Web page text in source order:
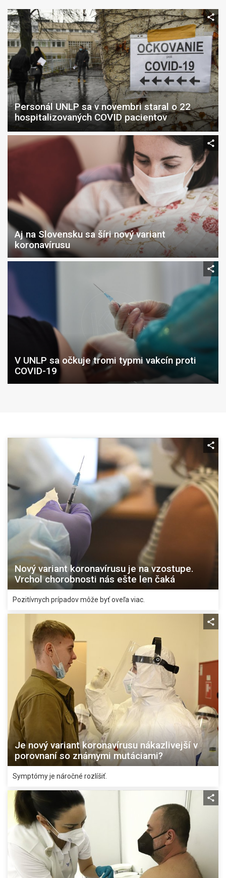
Personál UNLP sa v novembri staral o 22
hospitalizovaných COVID pacientov
Aj na Slovensku sa šíri nový variant
koronavírusu
V UNLP sa očkuje tromi typmi vakcín proti
COVID-19
Nový variant koronavírusu je na vzostupe.
Vrchol chorobnosti nás ešte len čaká
Pozitívnych prípadov môže byť oveľa viac.
Je nový variant koronavírusu nákazlivejší v
porovnaní so známymi mutáciami?
Symptómy je náročné rozlíšiť.